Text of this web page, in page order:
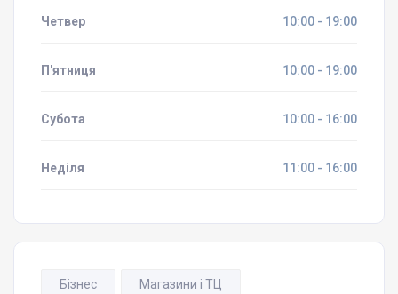
Четвер 10:00 - 19:00
П'ятниця 10:00 - 19:00
Субота 10:00 - 16:00
Неділя 11:00 - 16:00
Бізнес Магазини і ТЦ